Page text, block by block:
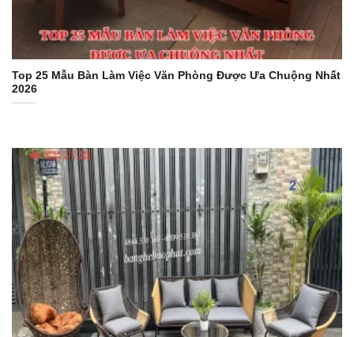
Top 25 Mẫu Bàn Làm Việc Văn Phòng Được Ưa Chuộng Nhất
2026